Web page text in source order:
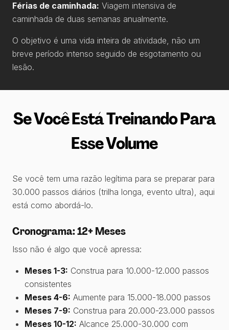
Férias de caminhada: Viagem intensiva de
caminhada de duas semanas anualmente.
O objetivo é uma vida inteira de atividade, não um
breve período intenso seguido de esgotamento ou
lesão.
Se Você Está Treinando Para
Esse Volume
Se você tem uma razão legítima para se preparar para
30.000 passos diários (trilha longa, evento ultra), aqui
está como abordá-lo.
Cronograma: 12+ Meses
Isso não é algo que você apressa:
Meses 1-3: Construa para 10.000-12.000 passos
consistentes
Meses 4-6: Aumente para 15.000-18.000 passos
Meses 7-9: Construa para 20.000-23.000 passos
Meses 10-12: Alcance 25.000-30.000 com